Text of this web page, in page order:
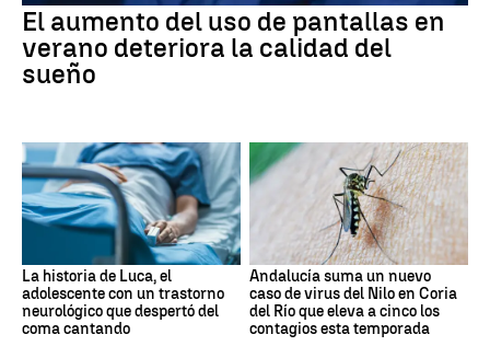
El aumento del uso de pantallas en
verano deteriora la calidad del
sueño
La historia de Luca, el
adolescente con un trastorno
neurológico que despertó del
coma cantando
Andalucía suma un nuevo
caso de virus del Nilo en Coria
del Río que eleva a cinco los
contagios esta temporada